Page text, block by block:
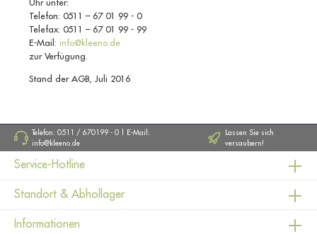
Telefon: 0511 – 67 01 99 - 0
Telefax: 0511 – 67 01 99 - 99
E-Mail: info@kleeno.de
zur Verfügung.
Stand der AGB, Juli 2016
Telefon: 0511 / 670199 - 0 | E-Mail:
info@kleeno.de
Lassen Sie sich
versaubern!
Service-Hotline
Standort & Abhollager
Informationen